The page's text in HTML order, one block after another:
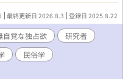
の才能は、レインの現実その
に囚われた男と、未来へ向
、何がほどけ、何が生まれ
最終更新日 2026.8.3 登録日 2025.8.22
自覚な独占欲
研究者
民俗学